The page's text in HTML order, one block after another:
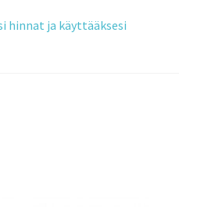
hinnat ja käyttääksesi